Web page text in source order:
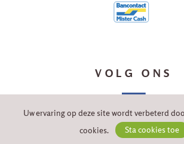
VOLG ONS
Uw ervaring op deze site wordt verbeterd
cookies.
Sta cookies toe